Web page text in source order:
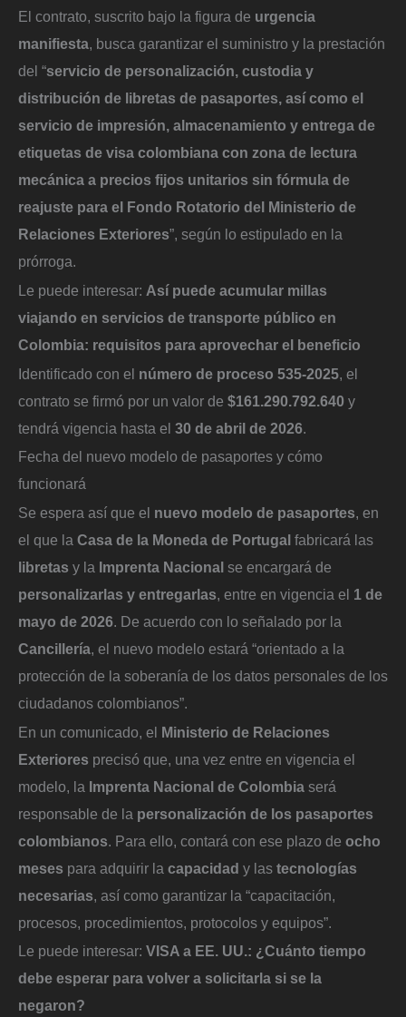
El contrato, suscrito bajo la figura de urgencia
manifiesta, busca garantizar el suministro y la prestación
del “servicio de personalización, custodia y
distribución de libretas de pasaportes, así como el
servicio de impresión, almacenamiento y entrega de
etiquetas de visa colombiana con zona de lectura
mecánica a precios fijos unitarios sin fórmula de
reajuste para el Fondo Rotatorio del Ministerio de
Relaciones Exteriores”, según lo estipulado en la
prórroga.
Le puede interesar: Así puede acumular millas
viajando en servicios de transporte público en
Colombia: requisitos para aprovechar el beneficio
Identificado con el número de proceso 535-2025, el
contrato se firmó por un valor de $161.290.792.640 y
tendrá vigencia hasta el 30 de abril de 2026.
Fecha del nuevo modelo de pasaportes y cómo
funcionará
Se espera así que el nuevo modelo de pasaportes, en
el que la Casa de la Moneda de Portugal fabricará las
libretas y la Imprenta Nacional se encargará de
personalizarlas y entregarlas, entre en vigencia el 1 de
mayo de 2026. De acuerdo con lo señalado por la
Cancillería, el nuevo modelo estará “orientado a la
protección de la soberanía de los datos personales de los
ciudadanos colombianos”.
En un comunicado, el Ministerio de Relaciones
Exteriores precisó que, una vez entre en vigencia el
modelo, la Imprenta Nacional de Colombia será
responsable de la personalización de los pasaportes
colombianos . Para ello, contará con ese plazo de ocho
meses para adquirir la capacidad y las tecnologías
necesarias , así como garantizar la “capacitación,
procesos, procedimientos, protocolos y equipos”.
Le puede interesar: VISA a EE. UU.: ¿Cuánto tiempo
debe esperar para volver a solicitarla si se la
negaron?